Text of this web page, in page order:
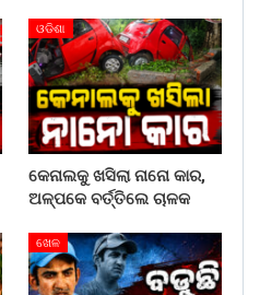
ଓଡିଶା
କେନାଲକୁ ଖସିଲା ନାନୋ କାର,
ଅଳ୍ପକେ ବର୍ତ୍ତିଲେ ଚାଳକ
ଖେଳ